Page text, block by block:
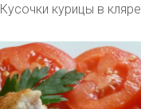
Кусочки курицы в кляре